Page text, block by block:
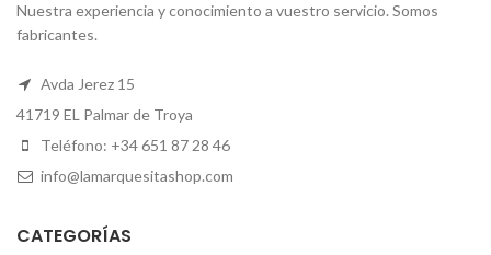
Nuestra experiencia y conocimiento a vuestro servicio. Somos
fabricantes.
Avda Jerez 15
41719 EL Palmar de Troya
Teléfono: +34 651 87 28 46
info@lamarquesitashop.com
CATEGORÍAS